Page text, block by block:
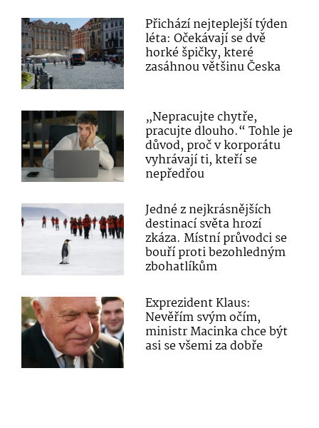
Přichází nejteplejší týden
léta: Očekávají se dvě
horké špičky, které
zasáhnou většinu Česka
„Nepracujte chytře,
pracujte dlouho.“ Tohle je
důvod, proč v korporátu
vyhrávají ti, kteří se
nepředřou
Jedné z nejkrásnějších
destinací světa hrozí
zkáza. Místní průvodci se
bouří proti bezohledným
zbohatlíkům
Exprezident Klaus:
Nevěřím svým očím,
ministr Macinka chce být
asi se všemi za dobře